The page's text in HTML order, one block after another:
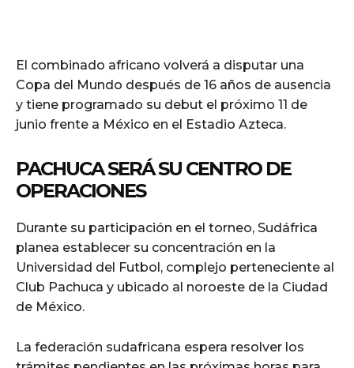
El combinado africano volverá a disputar una
Copa del Mundo después de 16 años de ausencia
y tiene programado su debut el próximo 11 de
junio frente a México en el Estadio Azteca.
PACHUCA SERÁ SU CENTRO DE
OPERACIONES
Durante su participación en el torneo, Sudáfrica
planea establecer su concentración en la
Universidad del Futbol, complejo perteneciente al
Club Pachuca y ubicado al noroeste de la Ciudad
de México.
La federación sudafricana espera resolver los